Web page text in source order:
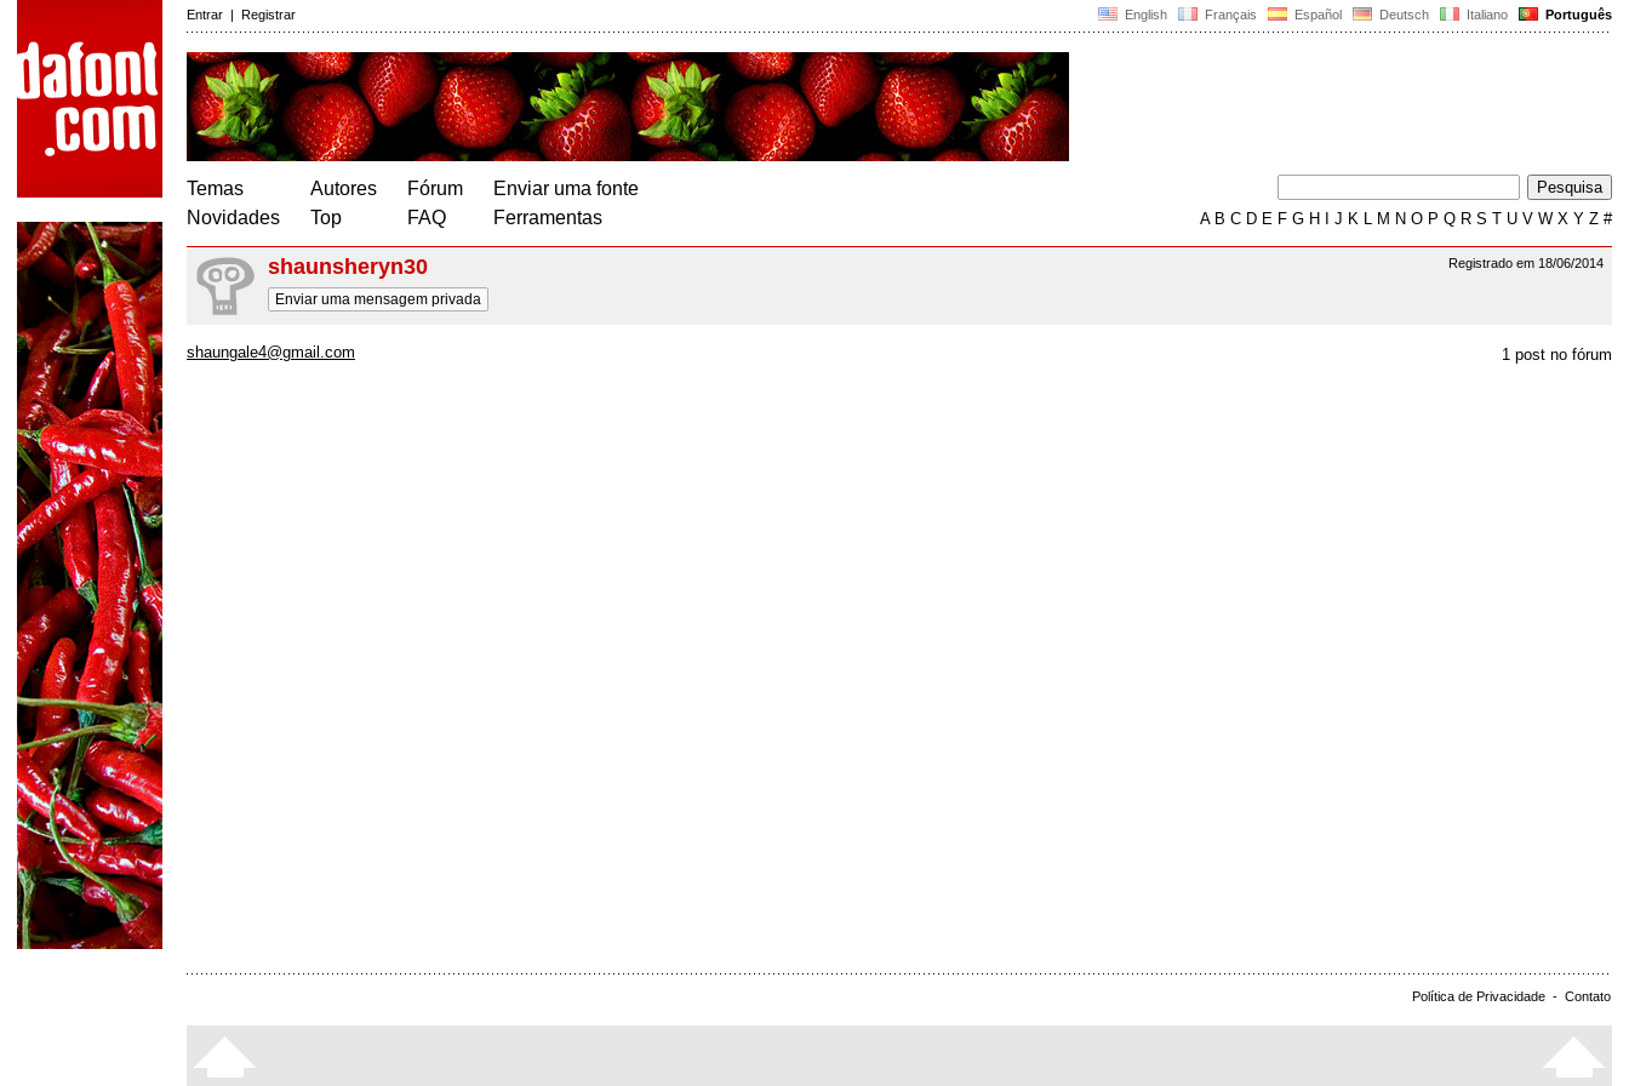
English Français Español Deutsch Italiano Português
Entrar | Registrar
Temas
Novidades
Autores
Top
Fórum
FAQ
Enviar uma fonte
Ferramentas
AB C D E F G H J K L M N O P Q R S T U V W X Y Z #
Registrado em 18/06/2014
shaunsheryn30
Enviar uma mensagem privada
1 post no fórum
shaungale4@gmail.com
Política de Privacidade - Contato